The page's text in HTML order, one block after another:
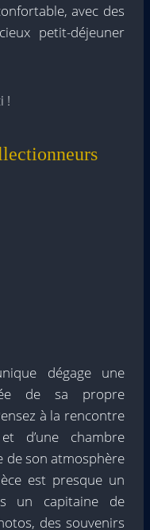
avec des
petit-déjeuner
!
dégage une
de sa propre
à la rencontre
d’une chambre
de son atmosphère
est presque un
un capitaine de
des souvenirs